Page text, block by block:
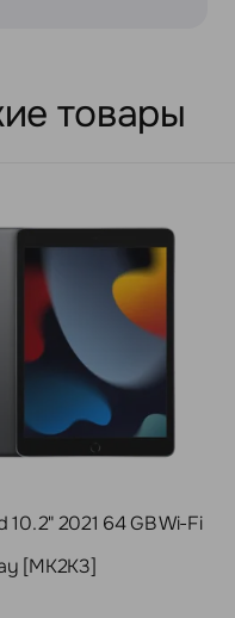
товары
10.2" 2021 64 GB Wi-Fi
[MK2K3]